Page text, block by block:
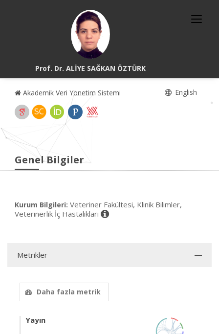
Prof. Dr. ALİYE SAĞKAN ÖZTÜRK
Akademik Veri Yönetim Sistemi English
Genel Bilgiler
Kurum Bilgileri: Veteriner Fakültesi, Klinik Bilimler,
Veterinerlik İç Hastalıkları
Metrikler
Daha fazla metrik
Yayın